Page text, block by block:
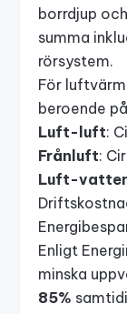
borrdjup
summa
rörsystem.
För
beroende
Luft-luft:
Frånluft:
Luft-
Enligt
minska
85%